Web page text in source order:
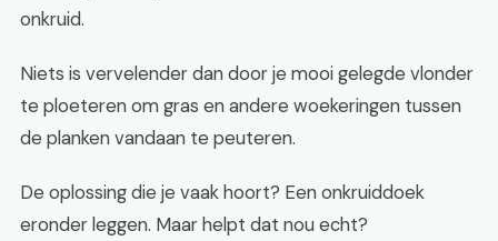
onkruid.
Niets is vervelender dan door je mooi gelegde vlonder
te ploeteren om gras en andere woekeringen tussen
de planken vandaan te peuteren.
De oplossing die je vaak hoort? Een onkruiddoek
eronder leggen. Maar helpt dat nou echt?